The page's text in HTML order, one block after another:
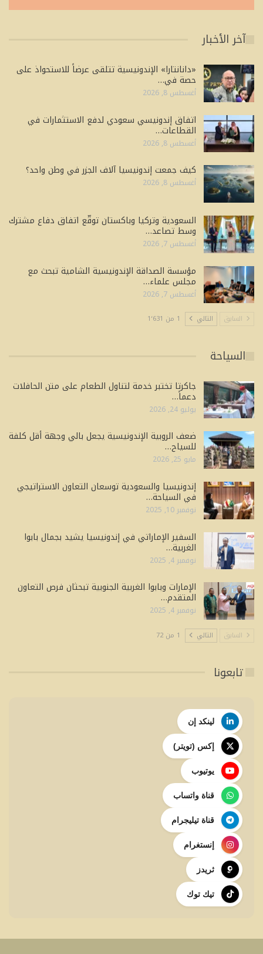
آخر الأخبار
«دانانتارا» الإندونيسية تتلقى عرضاً للاستحواذ على
حصة في…
أغسطس 8, 2026
اتفاق إندونيسي سعودي لدفع الاستثمارات في
القطاعات…
أغسطس 8, 2026
كيف جمعت إندونيسيا آلاف الجزر في وطن واحد؟
أغسطس 8, 2026
السعودية وتركيا وباكستان توقّع اتفاق دفاع مشترك
وسط تصاعد…
أغسطس 7, 2026
مؤسسة الصداقة الإندونيسية الشامية تبحث مع
مجلس علماء…
أغسطس 7, 2026
السابق التالي 1 من 1٬631
السياحة
جاكرتا تختبر خدمة لتناول الطعام على متن الحافلات
دعماً…
يوليو 24, 2026
ضعف الروبية الإندونيسية يجعل بالي وجهة أقل كلفة
للسياح…
مايو 25, 2026
إندونيسيا والسعودية توسعان التعاون الاستراتيجي
في السياحة…
نوفمبر 10, 2025
السفير الإماراتي في إندونيسيا يشيد بجمال بابوا
الغربية…
نوفمبر 4, 2025
الإمارات وبابوا الغربية الجنوبية تبحثان فرص التعاون
المتقدم…
نوفمبر 4, 2025
السابق التالي 1 من 72
تابعونا
لينكد إن
إكس (تويتر)
يوتيوب
قناة واتساب
قناة تيليجرام
إنستغرام
ثريدز
تيك توك